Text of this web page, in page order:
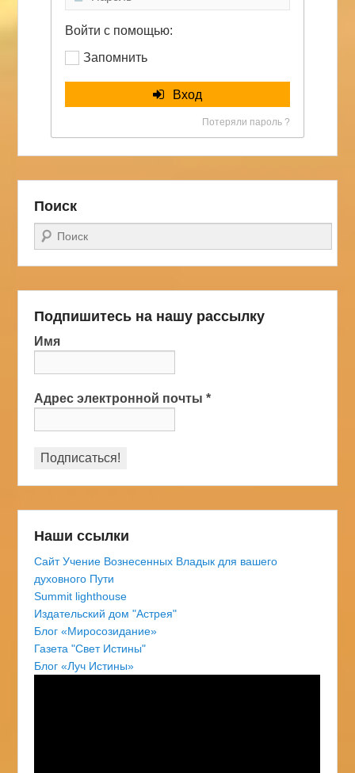
Войти с помощью:
Запомнить
Вход
Потеряли пароль ?
Поиск
Поиск
Подпишитесь на нашу рассылку
Имя
Адрес электронной почты*
Наши ссылки
Сайт Учение Вознесенных Владык для вашего
духовного Пути
Summit lighthouse
Издательский дом "Астрея"
Блог «Миросозидание»
Газета "Свет Истины"
Блог «Луч Истины»